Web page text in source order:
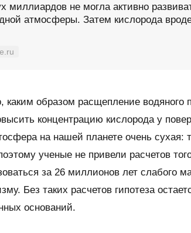
миллиардов не могла активно
атмосферы. Затем кислорода
каким образом расщепление водяного
концентрацию кислорода у
на нашей планете очень сухая:
ученые не привели расчетов
за 26 миллионов лет слабого
Без таких расчетов гипотеза
оснований.